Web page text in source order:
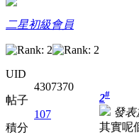
二星初級會員
UID
4307370
帖子
107
積分
2#
發表
其實呢